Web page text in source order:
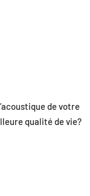
de votre
qualité de vie?